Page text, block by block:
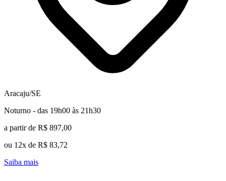
Aracaju/SE
Noturno - das 19h00 às 21h30
a partir de R$ 897,00
ou 12x de R$ 83,72
Saiba mais